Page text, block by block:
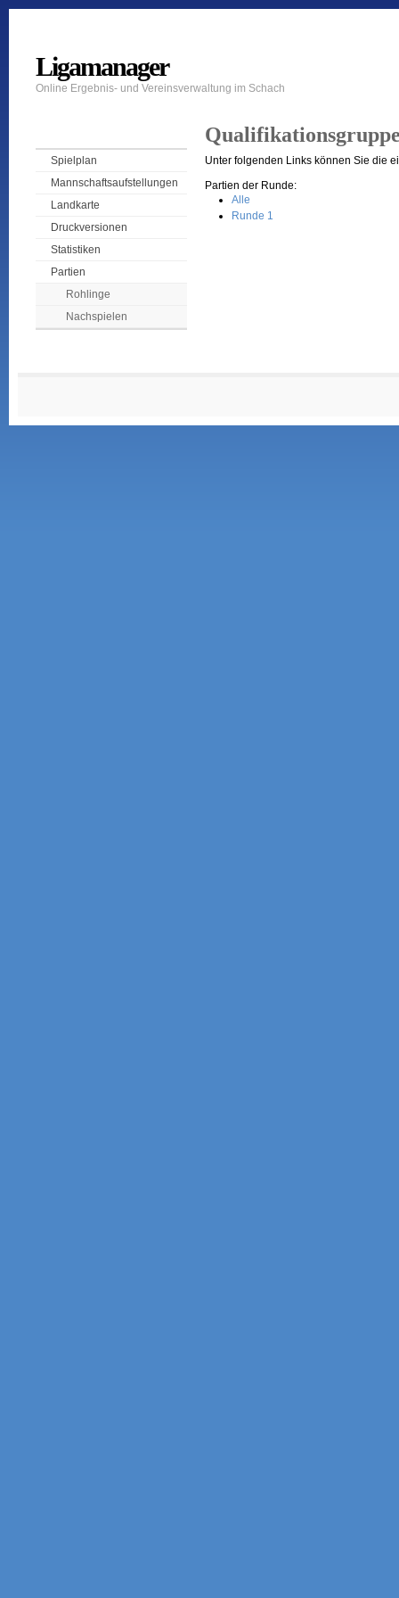
Ligamanager
Online Ergebnis- und Vereinsverwaltung im Schach
Spielplan
Mannschaftsaufstellungen
Landkarte
Druckversionen
Statistiken
Partien
Rohlinge
Nachspielen
Unter folgenden Links können Sie die
Partien der Runde:
Alle
Runde 1